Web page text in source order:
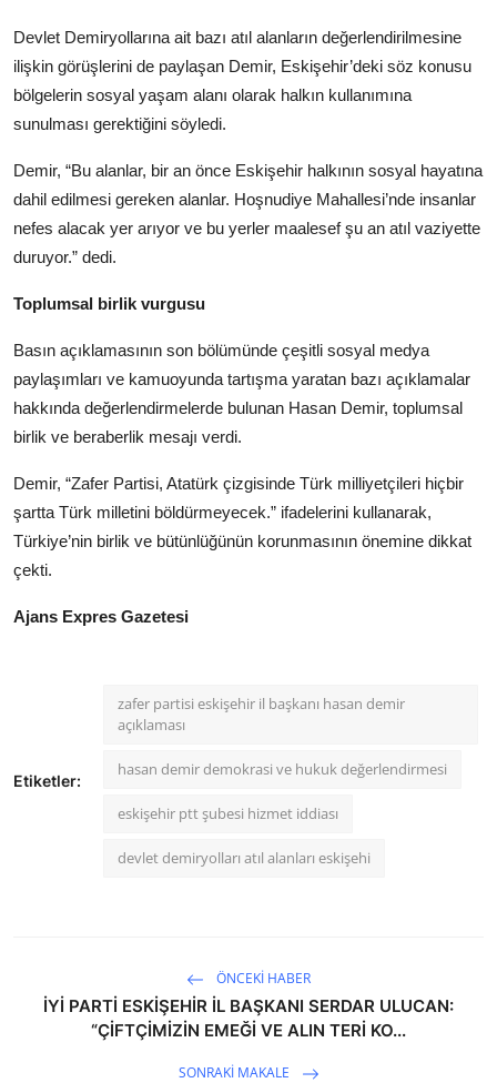
Devlet Demiryollarına ait bazı atıl alanların değerlendirilmesine
ilişkin görüşlerini de paylaşan Demir, Eskişehir’deki söz konusu
bölgelerin sosyal yaşam alanı olarak halkın kullanımına
sunulması gerektiğini söyledi.
Demir, “Bu alanlar, bir an önce Eskişehir halkının sosyal hayatına
dahil edilmesi gereken alanlar. Hoşnudiye Mahallesi’nde insanlar
nefes alacak yer arıyor ve bu yerler maalesef şu an atıl vaziyette
duruyor.” dedi.
Toplumsal birlik vurgusu
Basın açıklamasının son bölümünde çeşitli sosyal medya
paylaşımları ve kamuoyunda tartışma yaratan bazı açıklamalar
hakkında değerlendirmelerde bulunan Hasan Demir, toplumsal
birlik ve beraberlik mesajı verdi.
Demir, “Zafer Partisi, Atatürk çizgisinde Türk milliyetçileri hiçbir
şartta Türk milletini böldürmeyecek.” ifadelerini kullanarak,
Türkiye’nin birlik ve bütünlüğünün korunmasının önemine dikkat
çekti.
Ajans Expres Gazetesi
Etiketler:
zafer partisi eskişehir il başkanı hasan demir
açıklaması
hasan demir demokrasi ve hukuk değerlendirmesi
eskişehir ptt şubesi hizmet iddiası
devlet demiryolları atıl alanları eskişehi
ÖNCEKI HABER
İYİ PARTİ ESKİŞEHİR İL BAŞKANI SERDAR ULUCAN:
“ÇİFTÇİMİZİN EMEĞİ VE ALIN TERİ KO...
SONRAKI MAKALE